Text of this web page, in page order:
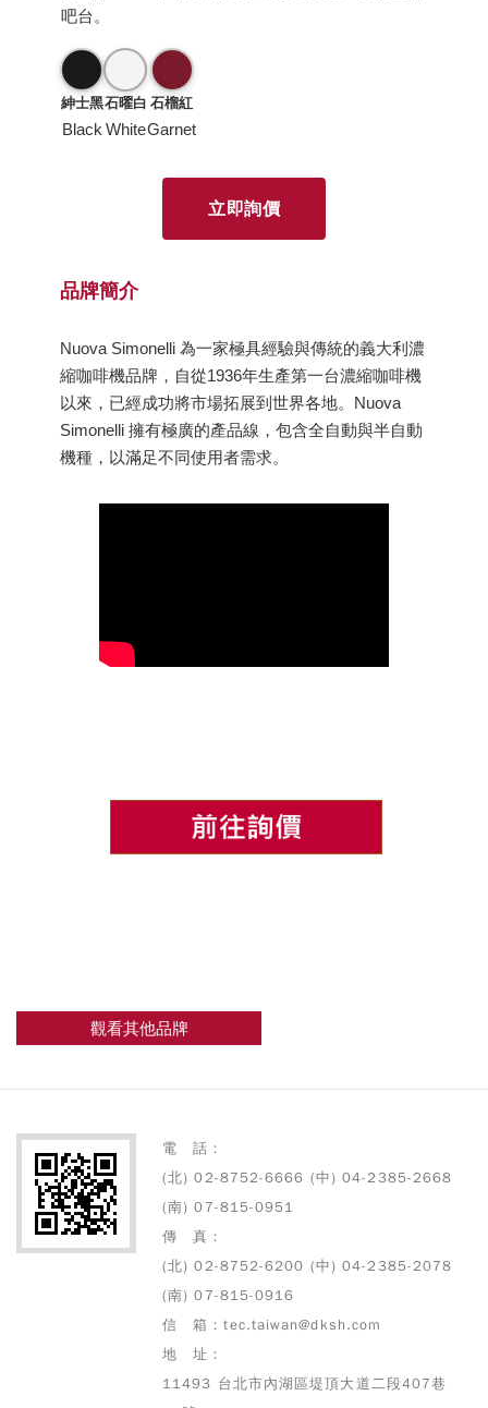
吧台。
紳士黑
Black
石曜白
White
石榴紅
Garnet
立即詢價
品牌簡介
Nuova Simonelli 為一家極具經驗與傳統的義大利濃
縮咖啡機品牌，自從1936年生產第一台濃縮咖啡機
以來，已經成功將市場拓展到世界各地。Nuova
Simonelli 擁有極廣的產品線，包含全自動與半自動
機種，以滿足不同使用者需求。
觀看其他品牌
電 話：
(北) 02-8752-6666 (中) 04-2385-2668
(南) 07-815-0951
傳 真：
(北) 02-8752-6200 (中) 04-2385-2078
(南) 07-815-0916
信 箱：tec.taiwan@dksh.com
地 址：
11493 台北市內湖區堤頂大道二段407巷